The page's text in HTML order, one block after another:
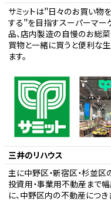
サミットは＂日々のお買い物
する＂を目指すスーパーマー
品、店内製造の自慢のお総
買物と一緒に買うと便利な
ます。
三井のリハウス
主に中野区・新宿区・杉並区
投資用・事業用不動産まで幅
に、中野区内の不動産につ